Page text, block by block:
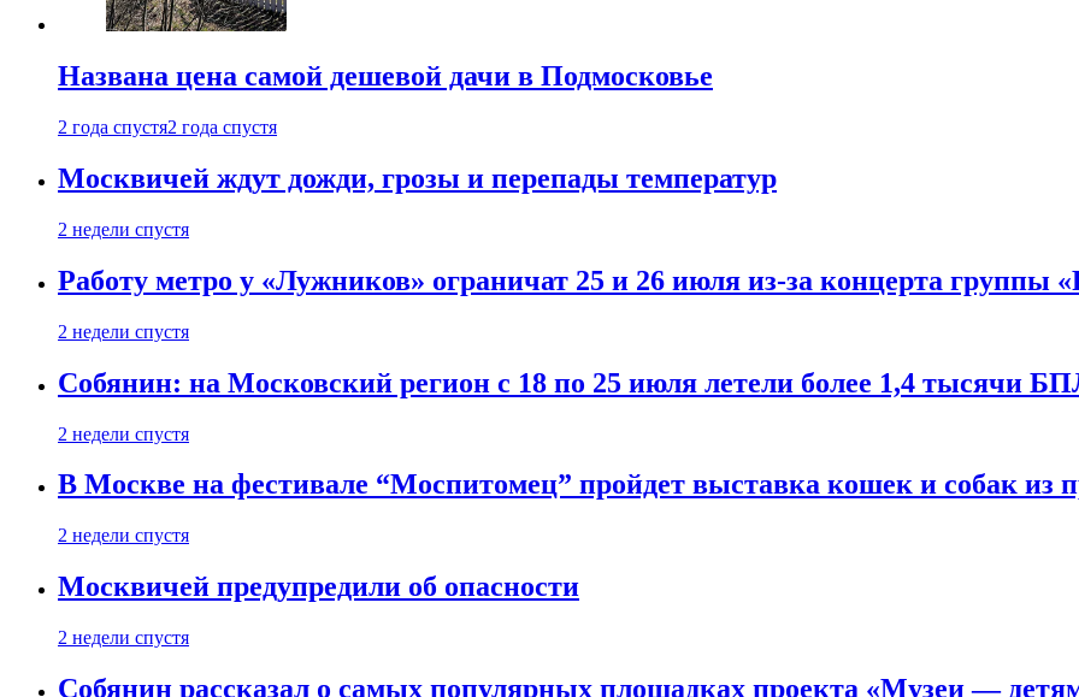
Названа цена самой дешевой дачи в Подмосковье
2 года спустя2 года спустя
Москвичей ждут дожди, грозы и перепады температур
2 недели спустя
Работу метро у «Лужников» ограничат 25 и 26 июля из-за концерта группы
2 недели спустя
Собянин: на Московский регион с 18 по 25 июля летели более 1,4 тысячи
2 недели спустя
В Москве на фестивале “Моспитомец” пройдет выставка кошек и собак из
2 недели спустя
Москвичей предупредили об опасности
2 недели спустя
Собянин рассказал о самых популярных площадках проекта «Музеи —